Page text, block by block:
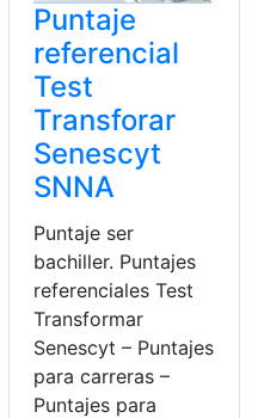
Puntaje
referencial
Test
Transforar
Senescyt
SNNA
Puntaje ser
bachiller. Puntajes
referenciales Test
Transformar
Senescyt – Puntajes
para carreras –
Puntajes para